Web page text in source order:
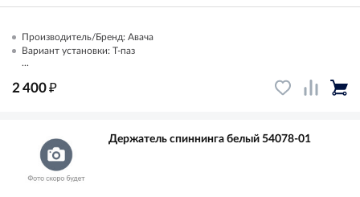
Производитель/Бренд: Авача
Вариант установки: Т-паз
...
2 400₽
Держатель спиннинга белый 54078-01